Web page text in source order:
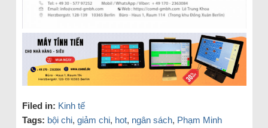
Filed in: Kinh tế
Tags: bội chi, giảm chi, hot, ngân sách, Phạm Minh